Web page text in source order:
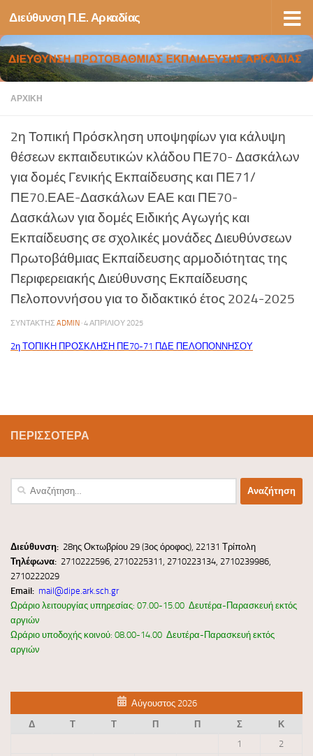
Skip to content
Διεύθυνση Π.Ε. Αρκαδίας
ΑΡΧΙΚΉ
2η Τοπική Πρόσκληση υποψηφίων για κάλυψη
θέσεων εκπαιδευτικών κλάδου ΠΕ70- Δασκάλων
για δομές Γενικής Εκπαίδευσης και ΠΕ71/
ΠΕ70.ΕΑΕ-Δασκάλων ΕΑΕ και ΠΕ70-
Δασκάλων για δομές Ειδικής Αγωγής και
Εκπαίδευσης σε σχολικές μονάδες Διευθύνσεων
Πρωτοβάθμιας Εκπαίδευσης αρμοδιότητας της
Περιφερειακής Διεύθυνσης Εκπαίδευσης
Πελοποννήσου για το διδακτικό έτος 2024-2025
ΣΥΝΤΆΚΤΗΣADMIN ·4 ΑΠΡΙΛΊΟΥ 2025
2η ΤΟΠΙΚΗ ΠΡΟΣΚΛΗΣΗ ΠΕ70-71 ΠΔΕ ΠΕΛΟΠΟΝΝΗΣΟΥ
ΠΕΡΙΣΣΌΤΕΡΑ
Αναζήτηση
Διεύθυνση: 28ης Οκτωβρίου 29 (3ος όροφος), 22131 Τρίπολη
Τηλέφωνα: 2710222596, 2710225311, 2710223134, 2710239986,
2710222029
Email: mail@dipe.ark.sch.gr
Ωράριο λειτουργίας υπηρεσίας: 07.00-15.00 Δευτέρα-Παρασκευή εκτός
αργιών
Ωράριο υποδοχής κοινού: 08.00-14.00 Δευτέρα-Παρασκευή εκτός
αργιών
Αύγουστος 2026
Δ
Τ Τ Π Π Σ
Κ
1
2